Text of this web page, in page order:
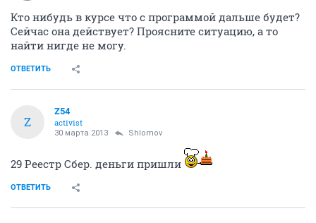
Кто нибудь в курсе что с программой дальше будет?
Сейчас она действует? Проясните ситуацию, а то
найти нигде не могу.
ОТВЕТИТЬ
Z
Z54
activist
30 марта 2013 Shlomov
29 Реестр Сбер. деньги пришли
ОТВЕТИТЬ